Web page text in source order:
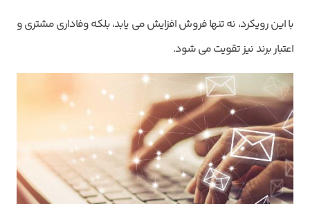
با این رویکرد، نه تنها فروش افزایش می یابد، بلکه وفاداری مشتری و
اعتبار برند نیز تقویت می شود.